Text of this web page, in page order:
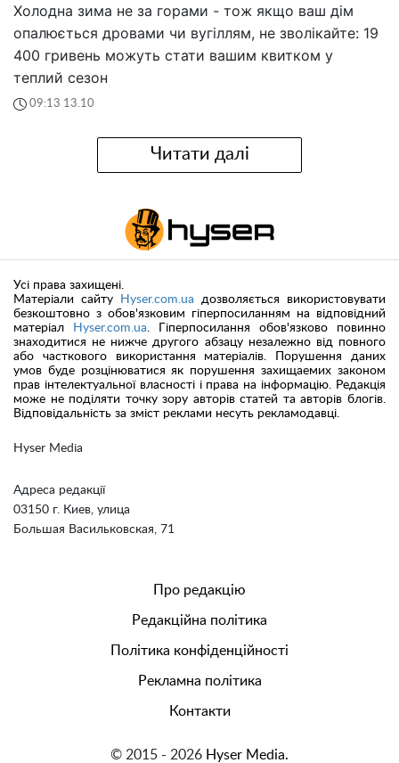
Холодна зима не за горами - тож якщо ваш дім
опалюється дровами чи вугіллям, не зволікайте: 19
400 гривень можуть стати вашим квитком у
теплий сезон
09:13 13.10
Читати далі
Hyser Media
Адреса редакції
03150 г. Киев, улица
Большая Васильковская, 71
Усі права захищені.
Матеріали сайту
Hyser.com.ua дозволяється використовувати
безкоштовно з обов'язковим гіперпосиланням на відповідний
матеріал
Hyser.com.ua . Гіперпосилання обов'язково повинно
знаходитися не нижче другого абзацу незалежно від повного
або часткового використання матеріалів. Порушення даних
умов буде розцінюватися як порушення захищаемих законом
прав інтелектуальної власності і права на інформацію. Редакція
може не поділяти точку зору авторів статей та авторів блогів.
Відповідальність за зміст реклами несуть рекламодавці.
Про редакцію
Редакційна політика
Політика конфіденційності
Рекламна політика
Контакти
© 2015 - 2026 Hyser Media.